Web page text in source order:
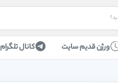
ورژن قدیم سایت کانال تلگرام